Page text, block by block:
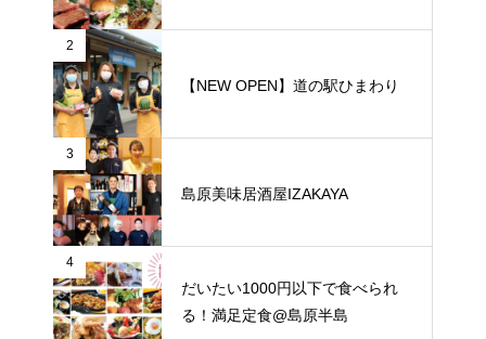
2
【NEW OPEN】道の駅ひまわり
3
島原美味居酒屋IZAKAYA
4
だいたい1000円以下で食べられ
る！満足定食@島原半島